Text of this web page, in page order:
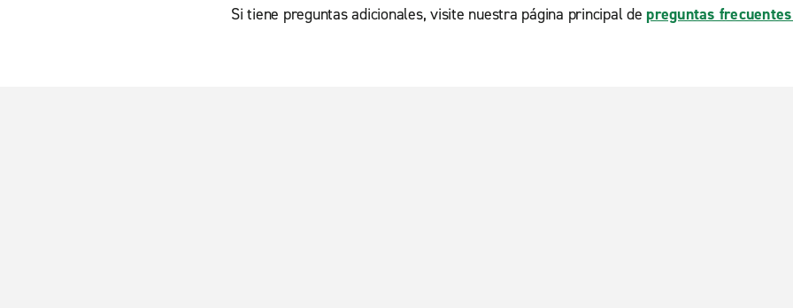
Si tiene preguntas adicionales, visite nuestra página principal de preguntas